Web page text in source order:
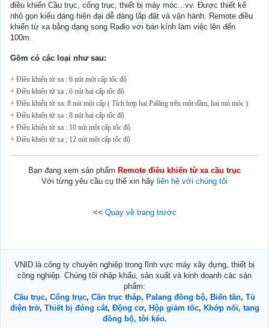
điều khiển Cầu trục, cổng trục, thiết bị máy móc...vv. Được thiết kế
nhỏ gọn kiểu dáng hiện đại dễ dàng lắp đặt và vận hành. Remote điều
khiển từ xa bằng dạng song Rađio với bán kính làm việc lên đến
100m.
Gồm có các loại như sau:
+ Điều khiển từ xa : 6 nút một cấp tốc độ
+ Điều khiển từ xa ; 6 nút hai cấp tốc độ
+ Điều khiển từ xa: 8 nút một cấp ( Tích hợp hai Palăng trên một dầm, hai mỏ móc )
+ Điều khiển từ xa : 8 nút hai cấp tốc độ
+ Điều khiển từ xa : 10 nút một cấp tốc độ
+ Điều khiển từ xa ; 12 nút một cấp tốc độ
Bạn đang xem sản phẩm Remote điều khiển từ xa cầu trục
Với từng yêu cầu cụ thể xin hãy liên hệ với chúng tôi
<< Quay về trang trước
VNID là công ty chuyên nghiệp trong lĩnh vực máy xây dựng, thiết bị
công nghiệp. Chúng tôi nhập khẩu, sản xuất và kinh doanh các sản
phẩm:
Cầu trục, Cổng trục, Cần trục tháp, Palang đồng bộ, Biến tần, Tủ
điện trở, Thiết bị đóng cắt, Động cơ, Hộp giảm tốc, Khớp nối, tang
đồng bộ, tời kéo.